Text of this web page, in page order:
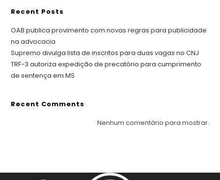
Recent Posts
OAB publica provimento com novas regras para publicidade
na advocacia
Supremo divulga lista de inscritos para duas vagas no CNJ
TRF-3 autoriza expedição de precatório para cumprimento
de sentença em MS
Recent Comments
Nenhum comentário para mostrar.